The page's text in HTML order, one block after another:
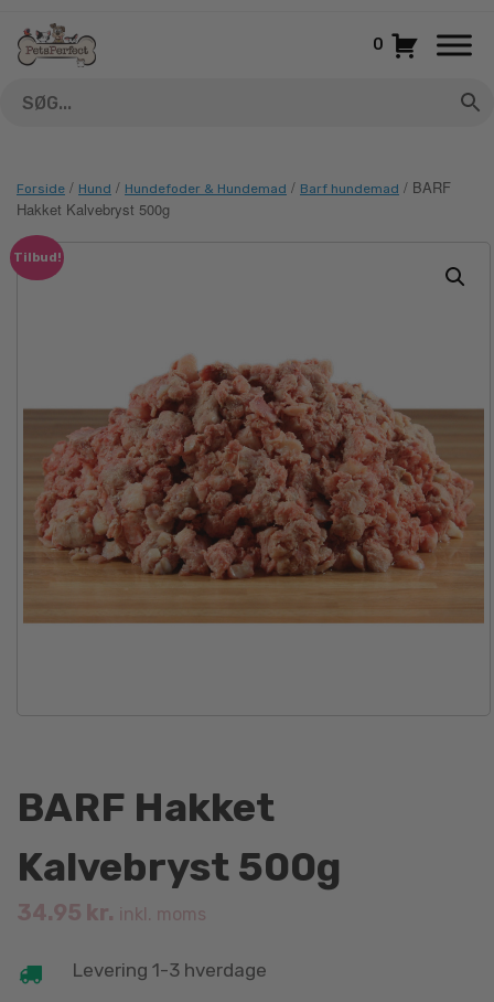
indhold
0
Forside / Hund / Hundefoder & Hundemad / Barf hundemad / BARF
Hakket Kalvebryst 500g
Tilbud!
BARF Hakket
Kalvebryst 500g
34.95 kr. inkl. moms
Levering 1-3 hverdage